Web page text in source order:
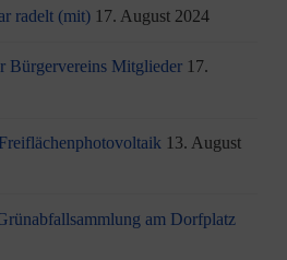
radelt (mit) 17. August 2024
Bürgervereins Mitglieder 17.
13. August
am Dorfplatz